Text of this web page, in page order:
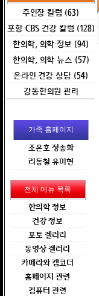
주인장 칼럼 (63)
포항 CBS 건강 칼럼 (128)
한의학, 의학 정보 (94)
한의학, 의학 뉴스 (57)
온라인 건강 상담 (54)
강동한의원 관리
가족 홈페이지
조은호 정송화
리동철 유미현
전체 메뉴 목록
한의학 정보
건강 정보
포토 겔러리
동영상 겔러리
카메라와 캠코더
홈페이지 관련
컴퓨터 관련